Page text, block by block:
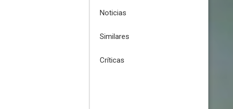
Noticias
Similares
Críticas